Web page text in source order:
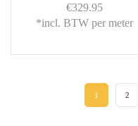
€329.95
*incl. BTW per meter
1 2